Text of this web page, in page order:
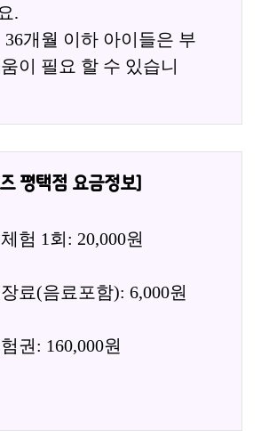
.
36개월 이하 아이들은 부
이 필요 할 수 있습니
평택점 요금정보]
험 1회: 20,000원
료(음료포함): 6,000원
권: 160,000원